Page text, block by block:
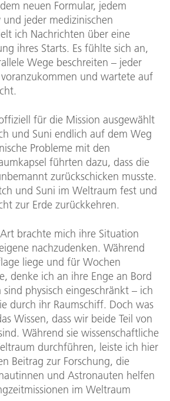
neuen Formular, jedem
jeder medizinischen
ich Nachrichten über eine
ihres Starts. Es fühlte sich an,
Wege beschreiten – jeder
und wartete auf
für die Mission ausgewählt
und Suni endlich auf dem Weg
Probleme mit den
führten dazu, dass die
zurückschicken musste.
und Suni im Weltraum fest und
zur Erde zurückkehren.
brachte mich ihre Situation
nachzudenken. Während
liege und für Wochen
denke ich an ihre Enge an Bord
sind physisch eingeschränkt – ich
durch ihr Raumschiff. Doch was
Wissen, dass wir beide Teil von
Während sie wissenschaftliche
durchführen, leiste ich hier
Beitrag zur Forschung, die
und Astronauten helfen
im Weltraum